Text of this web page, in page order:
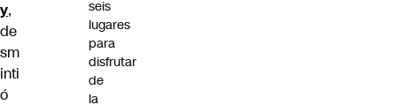
y,
de
sm
inti
ó
seis
lugares
para
disfrutar
de
la